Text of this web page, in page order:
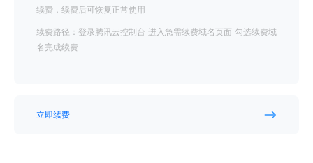
续费，续费后可恢复正常使用
续费路径：登录腾讯云控制台-进入急需续费域名页面-勾选续费域
名完成续费
立即续费